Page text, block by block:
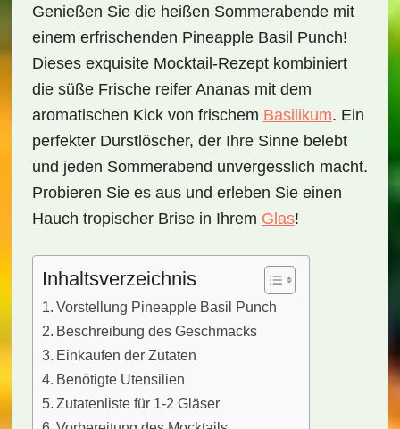
Genießen Sie die heißen Sommerabende mit
einem erfrischenden Pineapple Basil Punch!
Dieses exquisite Mocktail-Rezept kombiniert
die süße Frische reifer Ananas mit dem
aromatischen Kick von frischem Basilikum. Ein
perfekter Durstlöscher, der Ihre Sinne belebt
und jeden Sommerabend unvergesslich macht.
Probieren Sie es aus und erleben Sie einen
Hauch tropischer Brise in Ihrem Glas!
Inhaltsverzeichnis
Vorstellung Pineapple Basil Punch
Beschreibung des Geschmacks
Einkaufen der Zutaten
Benötigte Utensilien
Zutatenliste für 1-2 Gläser